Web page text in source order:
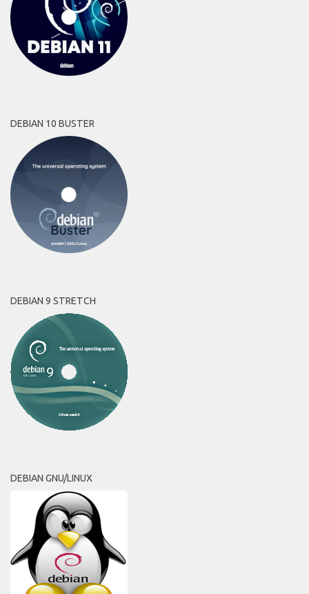
DEBIAN 10 BUSTER
DEBIAN 9 STRETCH
DEBIAN GNU/LINUX